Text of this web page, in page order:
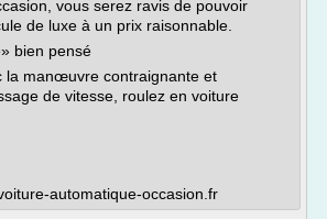
vous serez ravis de pouvoir
de luxe à un prix raisonnable.
bien pensé
la manœuvre contraignante et
de vitesse, roulez en voiture
automatique-occasion.fr